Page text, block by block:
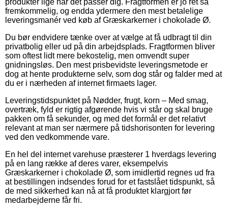
fremkommelig, og endda ydermere den mest betalelige
leveringsmanér ved køb af Græskarkerner i chokolade Ø.
Du bør endvidere tænke over at vælge at få udbragt til din
privatbolig eller ud på din arbejdsplads. Fragtformen bliver
som oftest lidt mere bekostelig, men omvendt super
gnidningsløs. Den mest prisbevidste leveringsmetode er
dog at hente produkterne selv, som dog står og falder med at
du er i nærheden af internet firmaets lager.
Leveringstidspunktet på Nødder, frugt, korn – Med smag,
overtræk, fyld er rigtig afgørende hvis vi står og skal bruge
pakken om få sekunder, og med det formål er det relativt
relevant at man ser nærmere på tidshorisonten for levering
ved den vedkommende vare.
En hel del internet varehuse præsterer 1 hverdags levering
på en lang række af deres varer, eksempelvis
Græskarkerner i chokolade Ø, som imidlertid regnes ud fra
at bestillingen indsendes forud for et fastslået tidspunkt, så
de med sikkerhed kan nå at få produktet klargjort før
medarbejderne får fri.